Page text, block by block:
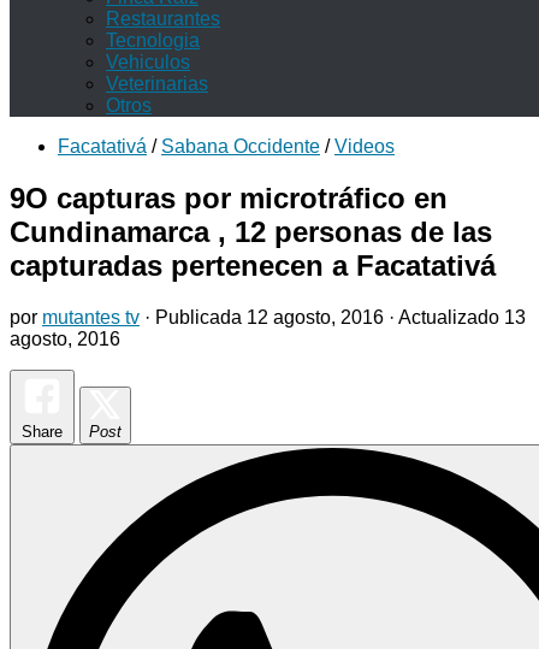
Restaurantes
Tecnologia
Vehiculos
Veterinarias
Otros
Facatativá / Sabana Occidente / Videos
9O capturas por microtráfico en
Cundinamarca , 12 personas de las
capturadas pertenecen a Facatativá
por mutantes tv · Publicada 12 agosto, 2016 · Actualizado 13
agosto, 2016
Share Post